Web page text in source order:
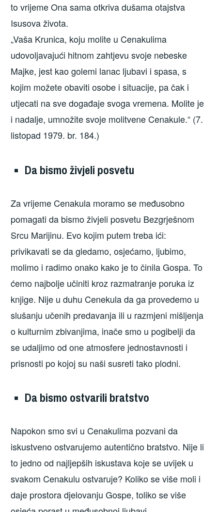
to vrijeme Ona sama otkriva dušama otajstva
Isusova života.
„Vaša Krunica, koju molite u Cenakulima
udovoljavajući hitnom zahtjevu svoje nebeske
Majke, jest kao golemi lanac ljubavi i spasa, s
kojim možete obaviti osobe i situacije, pa čak i
utjecati na sve događaje svoga vremena. Molite je
i nadalje, umnožite svoje molitvene Cenakule.“ (7.
listopad 1979. br. 184.)
Da bismo živjeli posvetu
Za vrijeme Cenakula moramo se međusobno
pomagati da bismo živjeli posvetu Bezgrješnom
Srcu Marijinu. Evo kojim putem treba ići:
privikavati se da gledamo, osjećamo, ljubimo,
molimo i radimo onako kako je to činila Gospa. To
ćemo najbolje učiniti kroz razmatranje poruka iz
knjige. Nije u duhu Cenekula da ga provedemo u
slušanju učenih predavanja ili u razmjeni mišljenja
o kulturnim zbivanjima, inače smo u pogibelji da
se udaljimo od one atmosfere jednostavnosti i
prisnosti po kojoj su naši susreti tako plodni.
Da bismo ostvarili bratstvo
Napokon smo svi u Cenakulima pozvani da
iskustveno ostvarujemo autentično bratstvo. Nije li
to jedno od najljepših iskustava koje se uvijek u
svakom Cenakulu ostvaruje? Koliko se više moli i
daje prostora djelovanju Gospe, toliko se više